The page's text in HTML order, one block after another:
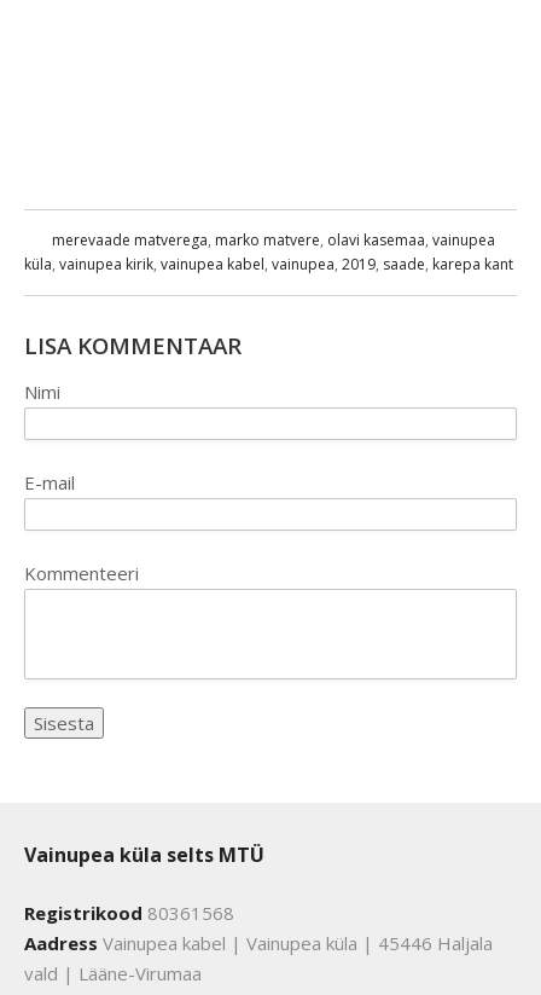
merevaade matverega, marko matvere, olavi kasemaa, vainupea
küla, vainupea kirik, vainupea kabel, vainupea, 2019, saade, karepa kant
LISA KOMMENTAAR
Nimi
E-mail
Kommenteeri
Vainupea küla selts MTÜ
Registrikood 80361568
Aadress Vainupea kabel | Vainupea küla | 45446 Haljala
vald | Lääne-Virumaa